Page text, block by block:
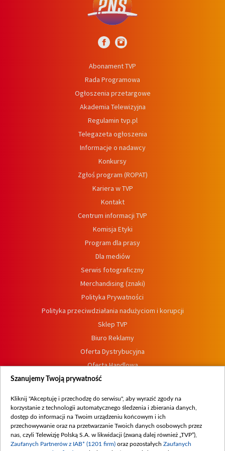
Abonament TVP
Rada Programowa
Ogłoszenia przetargowe
Akademia Telewizyjna
Regulamin tvp.pl
Telegazeta ogłoszenia
Informacje o nadawcy
Konkursy
Zgłoś program (ROPAT)
Kariera w TVP
Kontakt
Centrum informacji TVP
Komisja Etyki
Program dla prasy
Dla mediów
Serwis fotograficzny
Merchandising (znaki)
Polityka Prywatności
Polityka przeciwdziałania nadużyciom i korupcji
Sklep TVP
Biuro Reklamy
Oferta Dystrybucyjna
Oferta Handlowa
Dostępność
Procedura zgłoszeń wewnętrznych
Szanujemy Twoją prywatność
Kliknij "Akceptuję i przechodzę do serwisu", aby wyrazić zgody na
korzystanie z technologii automatycznego śledzenia i zbierania danych,
dostęp do informacji na Twoim urządzeniu końcowym i ich
przechowywanie oraz na przetwarzanie Twoich danych osobowych przez
nas, czyli Telewizję Polską S.A. w likwidacji (zwaną dalej również „TVP”),
Zaufanych Partnerów z IAB* (1201 firm) oraz pozostałych Zaufanych